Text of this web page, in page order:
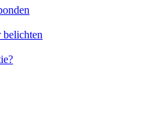
belichten